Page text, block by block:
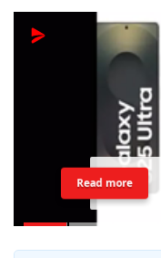
Read more